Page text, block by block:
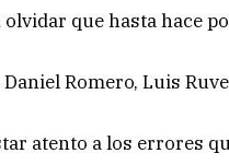
que hasta hace
Romero, Luis
atento a los errores